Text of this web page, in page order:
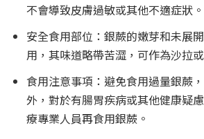
不會導致皮膚過敏或其他不適症狀。
安全食用部位：銀蕨的嫩芽和未展
用，其味道略帶苦澀，可作為沙拉
食用注意事項：避免食用過量銀蕨
外，對於有腸胃疾病或其他健康疑
療專業人員再食用銀蕨。